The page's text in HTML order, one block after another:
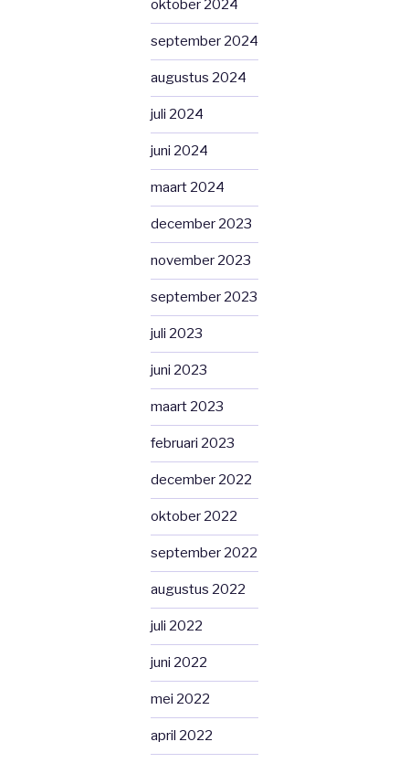
oktober 2024
september 2024
augustus 2024
juli 2024
juni 2024
maart 2024
december 2023
november 2023
september 2023
juli 2023
juni 2023
maart 2023
februari 2023
december 2022
oktober 2022
september 2022
augustus 2022
juli 2022
juni 2022
mei 2022
april 2022